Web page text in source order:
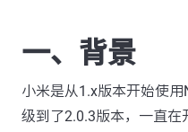
一、背景
小米是从1.x版本开始使
级到了2.0.3版本，一直在